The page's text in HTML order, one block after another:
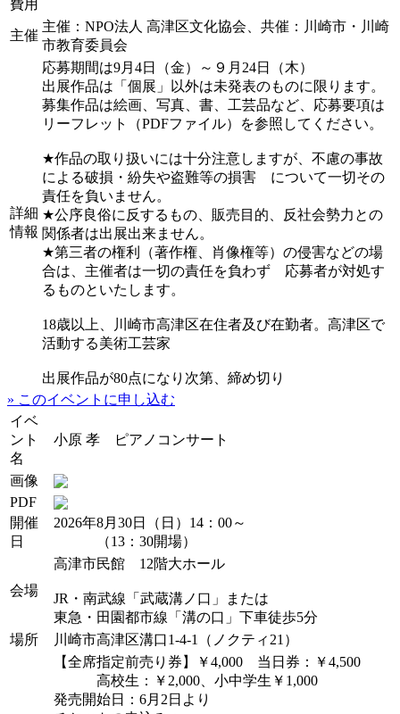
費用
主催
主催：NPO法人 高津区文化協会、共催：川崎市・川崎
市教育委員会
詳細
情報
応募期間は9月4日（金）～９月24日（木）
出展作品は「個展」以外は未発表のものに限ります。
募集作品は絵画、写真、書、工芸品など、応募要項は
リーフレット（PDFファイル）を参照してください。
★作品の取り扱いには十分注意しますが、不慮の事故
による破損・紛失や盗難等の損害 について一切その
責任を負いません。
★公序良俗に反するもの、販売目的、反社会勢力との
関係者は出展出来ません。
★第三者の権利（著作権、肖像権等）の侵害などの場
合は、主催者は一切の責任を負わず 応募者が対処す
るものといたします。
18歳以上、川崎市高津区在住者及び在勤者。高津区で
活動する美術工芸家
出展作品が80点になり次第、締め切り
» このイベントに申し込む
イベ
ント
名
小原 孝 ピアノコンサート
画像
PDF
開催
日
2026年8月30日（日）14：00～
（13：30開場）
会場
高津市民館 12階大ホール
JR・南武線「武蔵溝ノ口」または
東急・田園都市線「溝の口」下車徒歩5分
場所
川崎市高津区溝口1-4-1（ノクティ21）
【全席指定前売り券】￥4,000 当日券：￥4,500
高校生：￥2,000、小中学生￥1,000
発売開始日：6月2日より